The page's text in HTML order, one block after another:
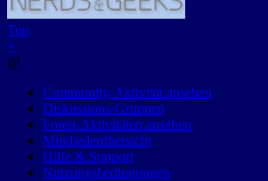
Top
×
@
Community-Aktivität ansehen
Diskussions-Gruppen
Foren-Aktivitäten ansehen
Mitgliederübersicht
Hilfe & Support
Nutzungsbedingungen